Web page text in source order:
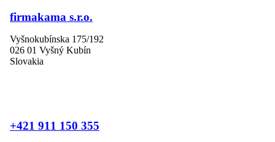
firmakama s.r.o.
Vyšnokubínska 175/192
026 01 Vyšný Kubín
Slovakia
+421 911 150 355